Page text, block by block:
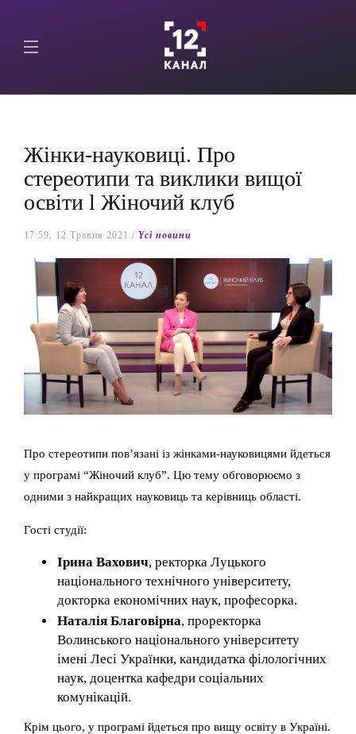
Жінки-науковиці. Про
стереотипи та виклики вищої
освіти l Жіночий клуб
17:59, 12 Травня 2021 / Yсі новини
Про стереотипи пов’язані із жінками-науковицями йдеться
у програмі “Жіночий клуб”. Цю тему обговорюємо з
одними з найкращих науковиць та керівниць області.
Гості студії:
Ірина Вахович, ректорка Луцького
національного технічного університету,
докторка економічних наук, професорка.
Наталія Благовірна, проректорка
Волинського національного університету
імені Лесі Українки, кандидатка філологічних
наук, доцентка кафедри соціальних
комунікацій.
Крім цього, у програмі йдеться про вищу освіту в Україні.